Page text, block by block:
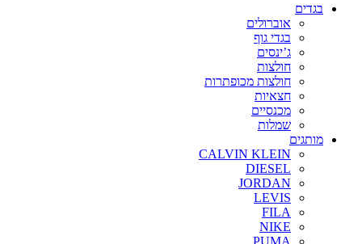
בגדים
אוברולים
בגדי גוף
ג’ינסים
חולצות
חולצות מכופתרות
חצאיות
מכנסיים
שמלות
מותגים
CALVIN KLEIN
DIESEL
JORDAN
LEVIS
FILA
NIKE
PUMA